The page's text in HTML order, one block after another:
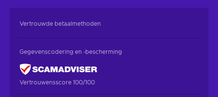
Vertrouwde betaalmethoden
Gegevenscodering en -bescherming
Vertrouwensscore 100/100